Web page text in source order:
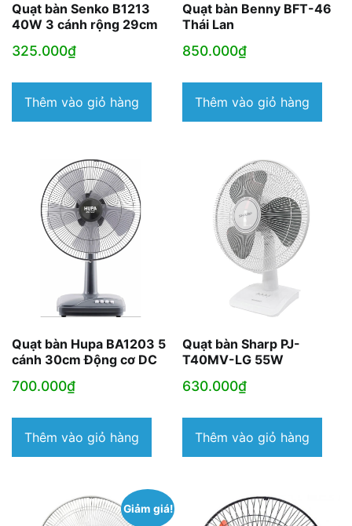
Quạt bàn Senko B1213
40W 3 cánh rộng 29cm
325.000₫
Thêm vào giỏ hàng
Quạt bàn Benny BFT-46
Thái Lan
850.000₫
Thêm vào giỏ hàng
Quạt bàn Hupa BA1203 5
cánh 30cm Động cơ DC
700.000₫
Thêm vào giỏ hàng
Quạt bàn Sharp PJ-
T40MV-LG 55W
630.000₫
Thêm vào giỏ hàng
Giảm giá!